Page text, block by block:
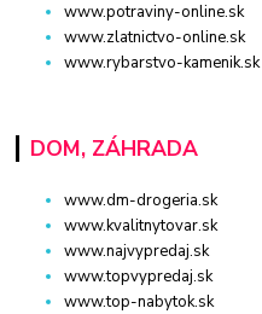
www.potraviny-online.sk
www.zlatnictvo-online.sk
www.rybarstvo-kamenik.sk
DOM, ZÁHRADA
www.dm-drogeria.sk
www.kvalitnytovar.sk
www.najvypredaj.sk
www.topvypredaj.sk
www.top-nabytok.sk